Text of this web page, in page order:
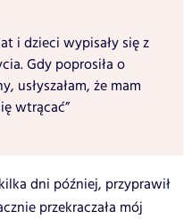
i dzieci wypisały się z
Gdy poprosiła o
usłyszałam, że mam
wtrącać”
dni później, przyprawił
przekraczała mój